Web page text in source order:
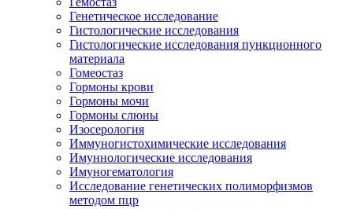
Генетическое исследование
Гистологические исследования
Гистологические исследования пункционного
материала
Гомеостаз
Гормоны крови
Гормоны мочи
Гормоны слюны
Изосерология
Иммуногистохимические исследования
Имуннологические исследования
Имуногематология
Исследование генетических полиморфизмов
методом пцр